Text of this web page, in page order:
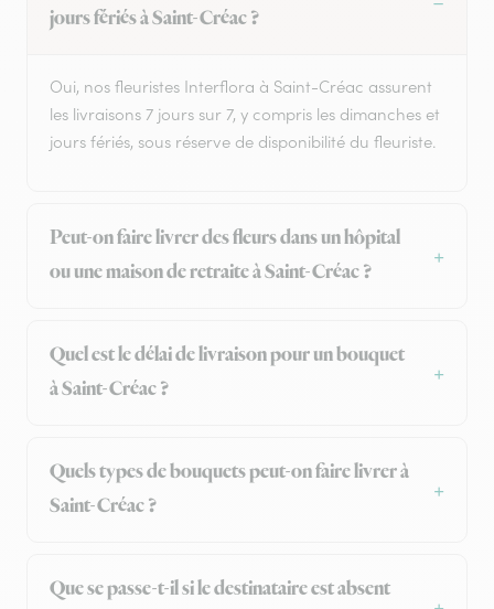
jours fériés à Saint-Créac ?
Oui, nos fleuristes Interflora à Saint-Créac assurent
les livraisons 7 jours sur 7, y compris les dimanches et
jours fériés, sous réserve de disponibilité du fleuriste.
Peut-on faire livrer des fleurs dans un hôpital
ou une maison de retraite à Saint-Créac ?
Quel est le délai de livraison pour un bouquet
à Saint-Créac ?
Quels types de bouquets peut-on faire livrer à
Saint-Créac ?
Que se passe-t-il si le destinataire est absent